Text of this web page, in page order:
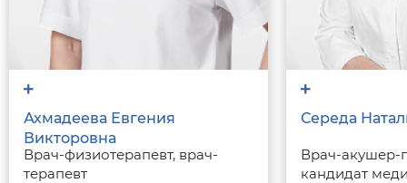
Ахмадеева Евгения
Викторовна
Врач-физиотерапевт, врач-
терапевт
Середа
Врач-акушер-
кандидат